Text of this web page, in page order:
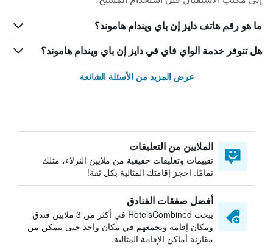
ما هو رقم هاتف دايز إن باي ويندام هاموند؟
هل تتوفر خدمة الواي فاي في دايز إن باي ويندام هاموند؟
عرض المزيد من الأسئلة الشائعة
الملايين من التعليقات
تقييمات وتعليقات حقيقية من ملايين النزلاء، مثلك
تمامًا. احجز إقامتك المثالية بكل ثقة!
أفضل صفقات الفنادق
يبحث HotelsCombined في أكثر من 3 ملايين فندق
ومكان إقامة ويجمعهم في مكان واحد حتى تتمكن من
مقارنة أماكن الإقامة المثالية.